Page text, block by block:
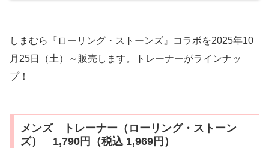
しまむら『ローリング・ストーンズ』コラボを2025年10
月25日（土）～販売します。トレーナーがラインナッ
プ！
メンズ トレーナー（ローリング・ストーン
ズ） 1,790円（税込 1,969円）